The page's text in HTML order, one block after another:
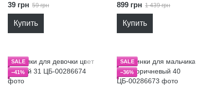
39 грн 59 грн
Купить
899 грн 1 439 грн
Купить
SALE
−41%
SALE
−36%